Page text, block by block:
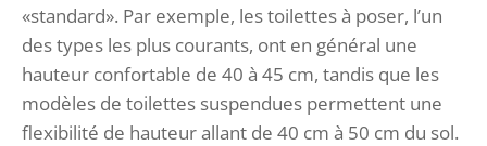
«standard». Par exemple, les toilettes à poser, l’un
des types les plus courants, ont en général une
hauteur confortable de 40 à 45 cm, tandis que les
modèles de toilettes suspendues permettent une
flexibilité de hauteur allant de 40 cm à 50 cm du sol.